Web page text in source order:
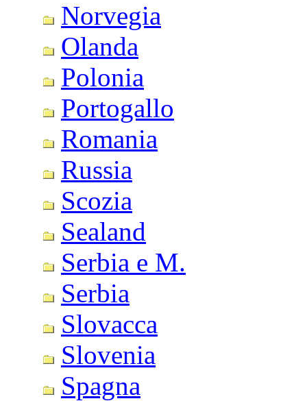
Norvegia
Olanda
Polonia
Portogallo
Romania
Russia
Scozia
Sealand
Serbia e M.
Serbia
Slovacca
Slovenia
Spagna